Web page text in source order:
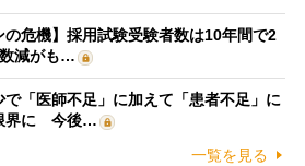
の危機】採用試験受験者数は10年間で2
減がも…
で「医師不足」に加えて「患者不足」に
界に 今後…
一覧を見る